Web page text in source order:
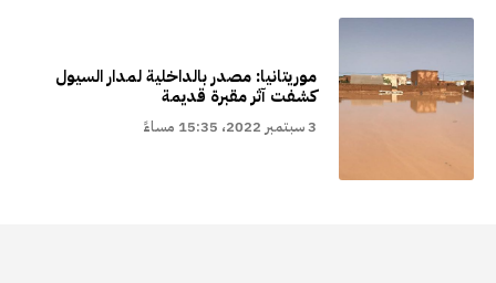
موريتانيا: مصدر بالداخلية لمدار السيول
كشفت آثر مقبرة قديمة
3 سبتمبر 2022، 15:35 مساءً